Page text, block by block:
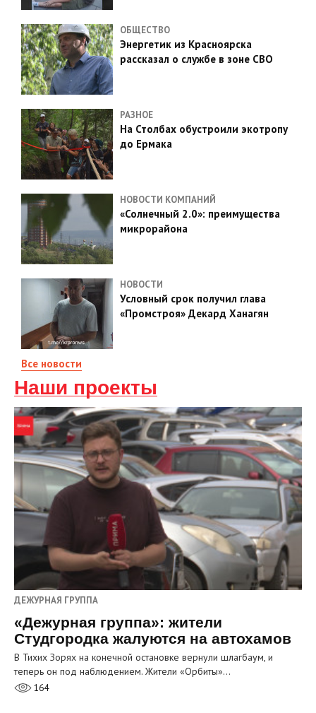
ОБЩЕСТВО
Энергетик из Красноярска
рассказал о службе в зоне СВО
РАЗНОЕ
На Столбах обустроили экотропу
до Ермака
НОВОСТИ КОМПАНИЙ
«Солнечный 2.0»: преимущества
микрорайона
НОВОСТИ
Условный срок получил глава
«Промстроя» Декард Ханагян
Все новости
Наши проекты
ДЕЖУРНАЯ ГРУППА
«Дежурная группа»: жители
Студгородка жалуются на автохамов
В Тихих Зорях на конечной остановке вернули шлагбаум, и
теперь он под наблюдением. Жители «Орбиты»…
164